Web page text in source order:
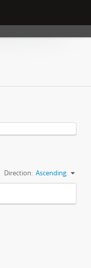
Direction: Ascending